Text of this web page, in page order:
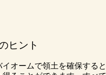
ヒント
オームで領土を確保する